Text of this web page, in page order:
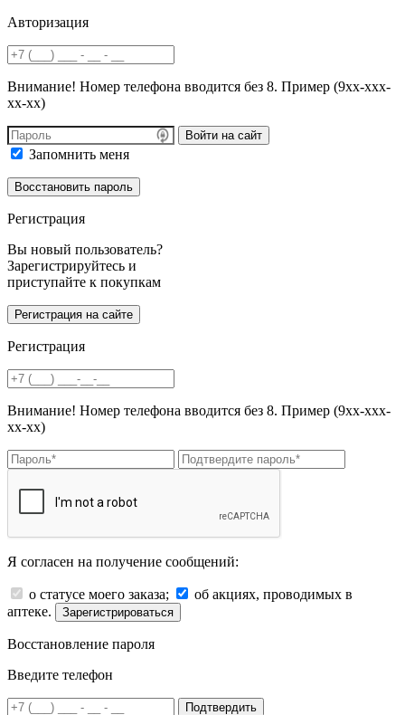
Авторизация
Внимание! Номер телефона вводится без 8. Пример (9хх-ххх-
хх-хх)
Войти на сайт
Запомнить меня
Регистрация
Вы новый пользователь?
Зарегистрируйтесь и
приступайте к покупкам
Регистрация
Внимание! Номер телефона вводится без 8. Пример (9хх-ххх-
хх-хх)
Я согласен на получение сообщений:
о статусе моего заказа;
об акциях, проводимых в
аптеке.
Зарегистрироваться
Восстановление пароля
Введите телефон
Подтвердить